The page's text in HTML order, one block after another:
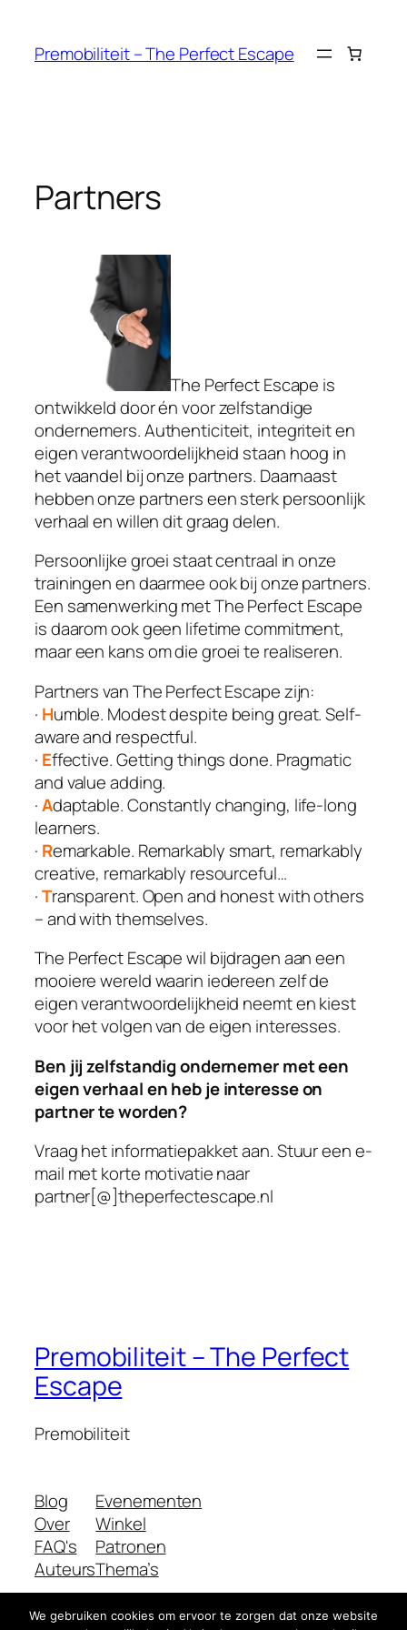
Premobiliteit – The Perfect Escape
Partners
The Perfect Escape is
ontwikkeld door én voor zelfstandige
ondernemers. Authenticiteit, integriteit en
eigen verantwoordelijkheid staan hoog in
het vaandel bij onze partners. Daarnaast
hebben onze partners een sterk persoonlijk
verhaal en willen dit graag delen.
Persoonlijke groei staat centraal in onze
trainingen en daarmee ook bij onze partners.
Een samenwerking met The Perfect Escape
is daarom ook geen lifetime commitment,
maar een kans om die groei te realiseren.
Partners van The Perfect Escape zijn:
· Humble. Modest despite being great. Self-
aware and respectful.
· Effective. Getting things done. Pragmatic
and value adding.
·Adaptable. Constantly changing, life-long
learners.
· Remarkable. Remarkably smart, remarkably
creative, remarkably resourceful…
·Transparent. Open and honest with others
– and with themselves.
The Perfect Escape wil bijdragen aan een
mooiere wereld waarin iedereen zelf de
eigen verantwoordelijkheid neemt en kiest
voor het volgen van de eigen interesses.
Ben jij zelfstandig ondernemer met een
eigen verhaal en heb je interesse on
partner te worden?
Vraag het informatiepakket aan. Stuur een e-
mail met korte motivatie naar
partner[@]theperfectescape.nl
Premobiliteit – The Perfect
Escape
Premobiliteit
Blog
Over
FAQ's
Auteurs
Evenementen
Winkel
Patronen
Thema’s
We gebruiken cookies om ervoor te zorgen dat onze website